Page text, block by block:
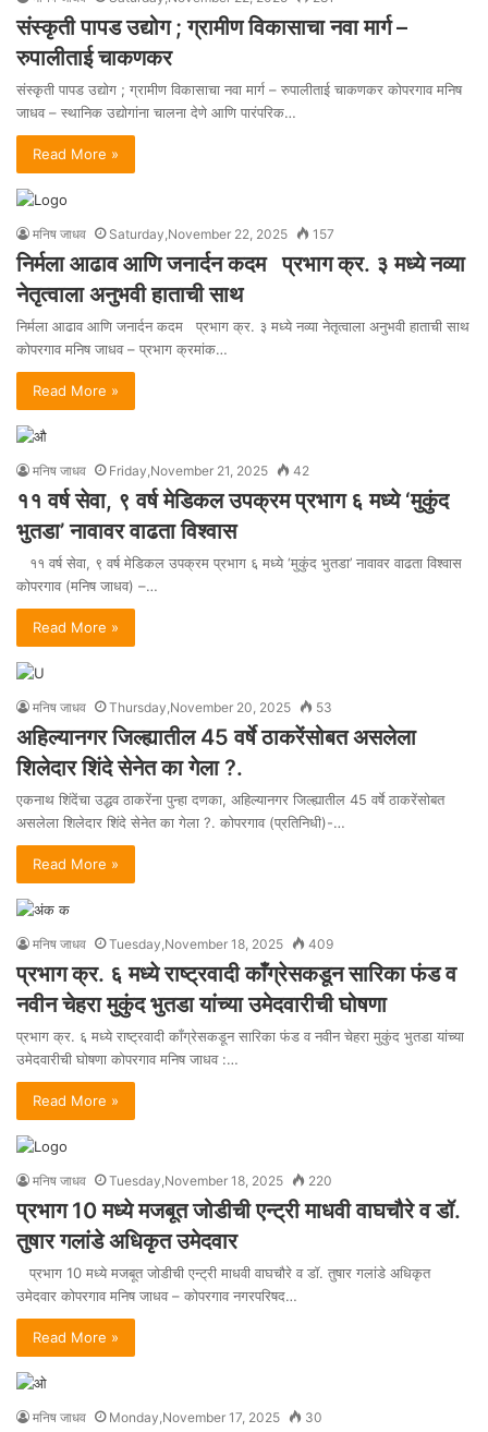
संस्कृती पापड उद्योग ; ग्रामीण विकासाचा नवा मार्ग –
रुपालीताई चाकणकर
संस्कृती पापड उद्योग ; ग्रामीण विकासाचा नवा मार्ग – रुपालीताई चाकणकर कोपरगाव मनिष
जाधव – स्थानिक उद्योगांना चालना देणे आणि पारंपरिक…
Read More »
मनिष जाधव Saturday,November 22, 2025 157
निर्मला आढाव आणि जनार्दन कदम प्रभाग क्र. ३ मध्ये नव्या
नेतृत्वाला अनुभवी हाताची साथ
निर्मला आढाव आणि जनार्दन कदम प्रभाग क्र. ३ मध्ये नव्या नेतृत्वाला अनुभवी हाताची साथ
कोपरगाव मनिष जाधव – प्रभाग क्रमांक…
Read More »
मनिष जाधव Friday,November 21, 2025 42
११ वर्ष सेवा, ९ वर्ष मेडिकल उपक्रम प्रभाग ६ मध्ये ‘मुकुंद
भुतडा’ नावावर वाढता विश्वास
११ वर्ष सेवा, ९ वर्ष मेडिकल उपक्रम प्रभाग ६ मध्ये ‘मुकुंद भुतडा’ नावावर वाढता विश्वास
कोपरगाव (मनिष जाधव) –…
Read More »
मनिष जाधव Thursday,November 20, 2025 53
अहिल्यानगर जिल्ह्यातील 45 वर्षे ठाकरेंसोबत असलेला
शिलेदार शिंदे सेनेत का गेला ?.
एकनाथ शिंदेंचा उद्धव ठाकरेंना पुन्हा दणका, अहिल्यानगर जिल्ह्यातील 45 वर्षे ठाकरेंसोबत
असलेला शिलेदार शिंदे सेनेत का गेला ?. कोपरगाव (प्रतिनिधी)-…
Read More »
मनिष जाधव Tuesday,November 18, 2025 409
प्रभाग क्र. ६ मध्ये राष्ट्रवादी काँग्रेसकडून सारिका फंड व
नवीन चेहरा मुकुंद भुतडा यांच्या उमेदवारीची घोषणा
प्रभाग क्र. ६ मध्ये राष्ट्रवादी काँग्रेसकडून सारिका फंड व नवीन चेहरा मुकुंद भुतडा यांच्या
उमेदवारीची घोषणा कोपरगाव मनिष जाधव :…
Read More »
मनिष जाधव Tuesday,November 18, 2025 220
प्रभाग 10 मध्ये मजबूत जोडीची एन्ट्री माधवी वाघचौरे व डॉ.
तुषार गलांडे अधिकृत उमेदवार
प्रभाग 10 मध्ये मजबूत जोडीची एन्ट्री माधवी वाघचौरे व डॉ. तुषार गलांडे अधिकृत
उमेदवार कोपरगाव मनिष जाधव – कोपरगाव नगरपरिषद…
Read More »
मनिष जाधव Monday,November 17, 2025 30